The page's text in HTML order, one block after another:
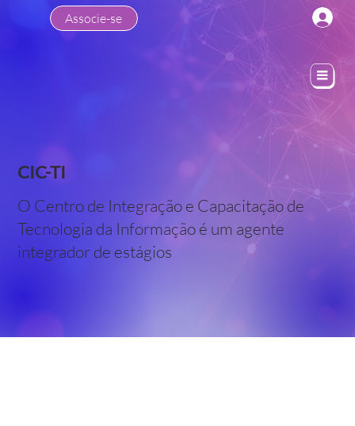
Associe-se
CIC-TI
O Centro de Integração e Capacitação de
Tecnologia da Informação é um agente
integrador de estágios